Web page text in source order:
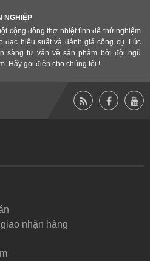
NGHIỆP
cộng đồng thợ nhiệt tình để thử nghiệm
đạc hiệu suất và đánh giá công cụ. Lúc
sàng tư vấn về sản phẩm bởi đội ngũ
Hãy gọi điện cho chúng tôi !
nhận hàng